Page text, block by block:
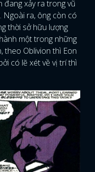
đang xảy ra trong vũ
Ngoài ra, ông còn có
thời sở hữu lượng
một trong những
theo Oblivion thì Eon
có lẽ xét về vị trí thì